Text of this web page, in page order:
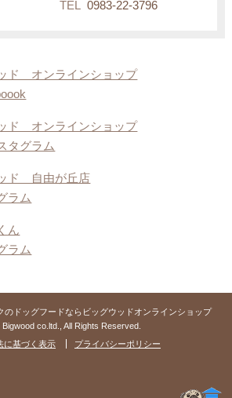
TEL
0983-22-3796
ド オンラインショップ
ド オンラインショップ
タグラム
ド 自由が丘店
ラム
ん
ラム
のドッグフードならビッグウッドオンラインショップ
co.ltd., All Rights Reserved.
に基づく表示
プライバシーポリシー